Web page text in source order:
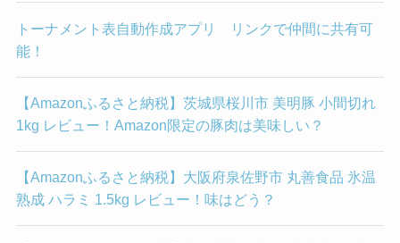
トーナメント表自動作成アプリ リンクで仲間に共有可
能！
【Amazonふるさと納税】茨城県桜川市 美明豚 小間切れ
1kg レビュー！Amazon限定の豚肉は美味しい？
【Amazonふるさと納税】大阪府泉佐野市 丸善食品 氷温
熟成 ハラミ 1.5kg レビュー！味はどう？